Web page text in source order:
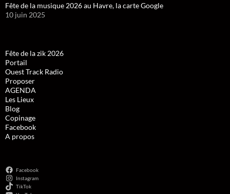
Fête de la musique 2026 au Havre, la carte Google
10 juin 2025
Fête de la zik 2026
Portail
Ouest Track Radio
Proposer
AGENDA
Les Lieux
Blog
Copinage
Facebook
A propos
Facebook
Instagram
TikTok